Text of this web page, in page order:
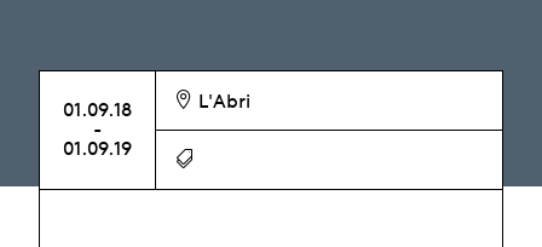
01.09.18
-
01.09.19
L'Abri